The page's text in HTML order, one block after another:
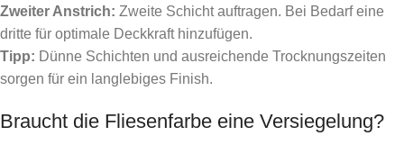
Zweiter Anstrich: Zweite Schicht auftragen. Bei Bedarf eine
dritte für optimale Deckkraft hinzufügen.
Tipp: Dünne Schichten und ausreichende Trocknungszeiten
sorgen für ein langlebiges Finish.
Braucht die Fliesenfarbe eine Versiegelung?